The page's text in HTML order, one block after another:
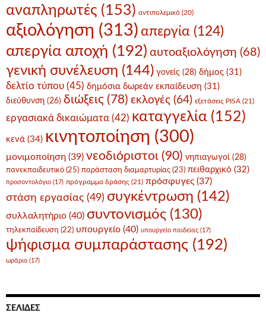
αναπληρωτές (153) αντιπολεμικό (20)
αξιολόγηση (313) απεργία (124)
απεργία αποχή (192) αυτοαξιολόγηση (68)
γενική συνέλευση (144) γονείς (28) δήμος (31)
δελτίο τύπου (45) δημόσια δωρεάν εκπαίδευση (31)
διεύθυνση (26) διώξεις (78) εκλογές (64) εξετάσεις PISA (21)
εργασιακά δικαιώματα (42) καταγγελία (152)
κενά (34) κινητοποίηση (300)
μονιμοποίηση (39) νεοδιόριστοι (90) νηπιαγωγοί (28)
πανεκπαιδευτικό (25) παράσταση διαμαρτυρίας (23) πειθαρχικό (32)
προσοντολόγιο (17) πρόγραμμα δράσης (21) πρόσφυγες (37)
στάση εργασίας (49) συγκέντρωση (142)
συλλαλητήριο (40) συντονισμός (130)
τηλεκπαίδευση (22) υπουργείο (40) υπουργείο παιδείας (17)
ψήφισμα συμπαράστασης (192)
ωράριο (17)
ΣΕΛΊΔΕΣ